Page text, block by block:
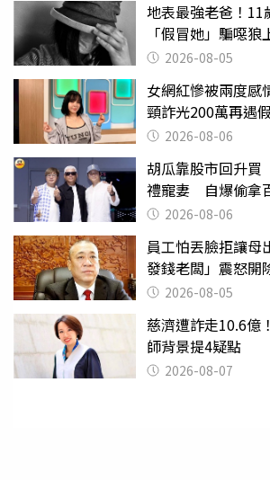
地表最強老爸！
「假冒她」騙噁
2026-08-05
女網紅慘被兩度感
頸詐光200萬再遇
2000萬」
2026-08-06
胡瓜靠股市回升買
禮寵妻 自爆偷拿
2026-08-06
員工怕丟臉拒讓
發錢老闆」震怒開
2026-08-05
慈濟遭詐走10.6
師背景提4疑點
2026-08-07